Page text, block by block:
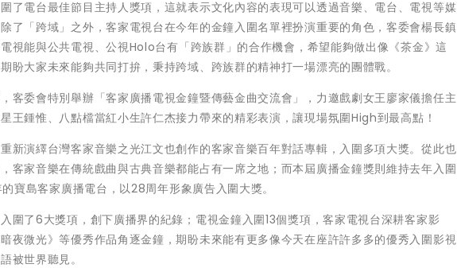
了電台最佳節目主持人獎項，這就表示文化內容的表現可以透過音樂、電台、電視等媒
了「跨域」之外，客家電視台在今年的金鐘入圍名單裡扮演重要的角色，客委會楊長鎮
視能與公共電視、公視Holo台有「跨族群」的合作機會，希望能夠做出像《茶金》這
盼大家未來能夠共同打拚，秉持跨域、跨族群的精神打一場漂亮的團體戰。
客委會特別舉辦「客家廣播電視金鐘暨傳藝金曲交流會」，力邀戲劇女王廖家儀擔任主
王鍾惟、八點檔當紅小生許仁杰接力帶來的精彩表演，讓現場氛圍High到最高點！
新演繹台灣客家音樂之光江文也創作的客家音樂百年對話專輯，入圍多項大獎。從此也
客家音樂在傳統戲曲與古典音樂都能占有一席之地；而本屆廣播金鐘獎則維持去年入圍
寶島客家廣播電台，以28周年形象廣告入圍大獎。
圍了6大獎項，創下廣播界的紀錄；電視金鐘入圍13個獎項，客家電視台深耕客家影
夜微光》等優秀作品角逐金鐘，期盼未來能有更多像今天在座許許多多的優秀入圍影視
被世界聽見。